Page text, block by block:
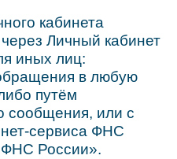
кабинета
Личный кабинет
иных лиц:
в любую
путём
сообщения, или с
сервиса ФНС
ФНС России».